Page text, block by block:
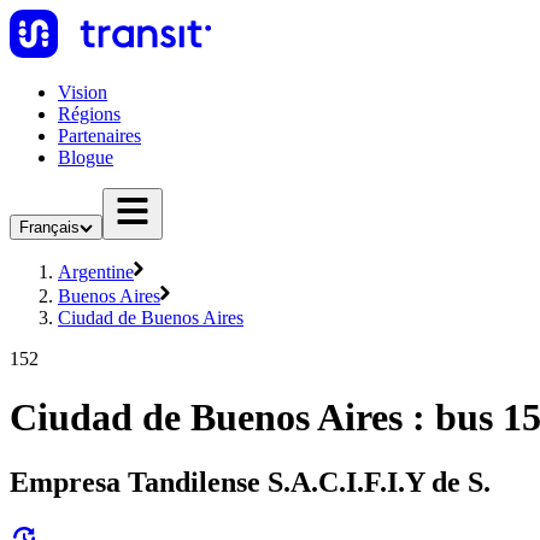
Vision
Régions
Partenaires
Blogue
Français
Argentine
Buenos Aires
Ciudad de Buenos Aires
152
Ciudad de Buenos Aires : bus
Empresa Tandilense S.A.C.I.F.I.Y de S.